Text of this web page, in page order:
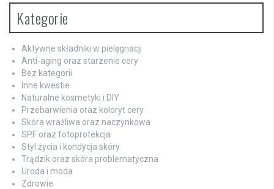
Kategorie
Aktywne składniki w pielęgnacji
Anti-aging oraz starzenie cery
Bez kategorii
Inne kwestie
Naturalne kosmetyki i DIY
Przebarwienia oraz koloryt cery
Skóra wrażliwa oraz naczynkowa
SPF oraz fotoprotekcja
Styl życia i kondycja skóry
Trądzik oraz skóra problematyczna
Uroda i moda
Zdrowie